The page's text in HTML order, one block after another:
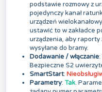
podstawie rozmowy z
pojedynczy kanał
urządzeń
ustawić to w zakładce
urządzenia, aby raporty
wysyłane do bramy.
Dodawanie / włączanie
Bezpieczne S2
SmartStart:
Parametry: Tak.